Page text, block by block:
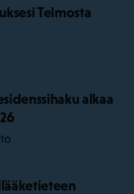
Telmosta
alkaa